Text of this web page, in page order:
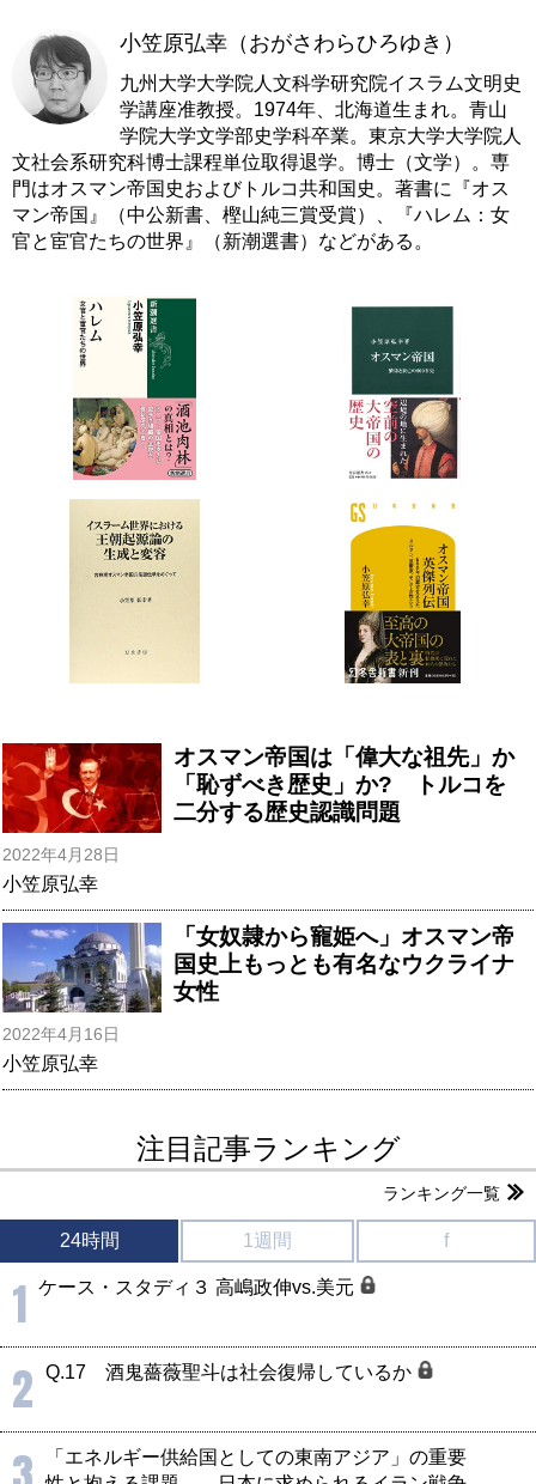
小笠原弘幸（おがさわらひろゆき）
九州大学大学院人文科学研究院イスラム文明史
学講座准教授。1974年、北海道生まれ。青山
学院大学文学部史学科卒業。東京大学大学院人
文社会系研究科博士課程単位取得退学。博士（文学）。専
門はオスマン帝国史およびトルコ共和国史。著書に『オス
マン帝国』（中公新書、樫山純三賞受賞）、『ハレム：女
官と宦官たちの世界』（新潮選書）などがある。
オスマン帝国は「偉大な祖先」か
「恥ずべき歴史」か? トルコを
二分する歴史認識問題
2022年4月28日
小笠原弘幸
「女奴隷から寵姫へ」オスマン帝
国史上もっとも有名なウクライナ
女性
2022年4月16日
小笠原弘幸
注目記事ランキング
ランキング一覧
24時間 1週間 f
1 ケース・スタディ３ 高嶋政伸vs.美元
2 Q.17 酒鬼薔薇聖斗は社会復帰しているか
「エネルギー供給国としての東南アジア」の重要